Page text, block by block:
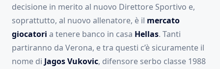
decisione in merito al nuovo Direttore Sportivo e,
soprattutto, al nuovo allenatore, è il mercato
giocatori a tenere banco in casa Hellas. Tanti
partiranno da Verona, e tra questi c’è sicuramente il
nome di Jagos Vukovic, difensore serbo classe 1988